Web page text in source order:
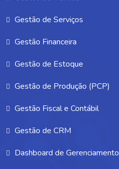
Gestão de Serviços
Gestão Financeira
Gestão de Estoque
Gestão de Produção (PCP)
Gestão Fiscal e Contábil
Gestão de CRM
Dashboard de Gerenciamento